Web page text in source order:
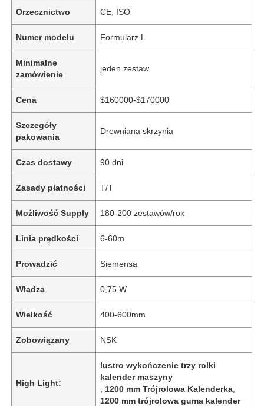
Orzecznictwo CE, ISO
Numer modelu Formularz L
Minimalne
zamówienie
jeden zestaw
Cena $160000-$170000
Szczegóły
pakowania
Drewniana skrzynia
Czas dostawy 90 dni
Zasady płatności T/T
Możliwość Supply 180-200 zestawów/rok
Linia prędkości 6-60m
Prowadzić Siemensa
Władza 0,75 W
Wielkość 400-600mm
Zobowiązany NSK
High Light:
lustro wykończenie trzy rolki
kalender maszyny
1200 mm Trójrolowa Kalenderka
1200 mm trójrolowa guma kalender